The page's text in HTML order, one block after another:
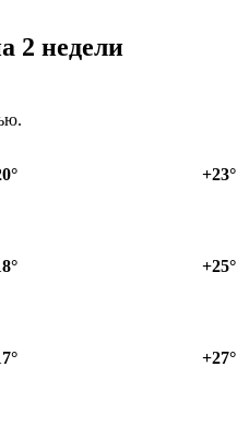
2 недели
+23°
+25°
+27°